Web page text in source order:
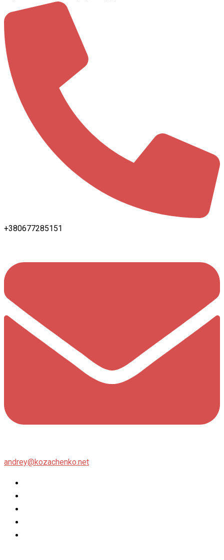
+380677285151
andrey@kozachenko.net